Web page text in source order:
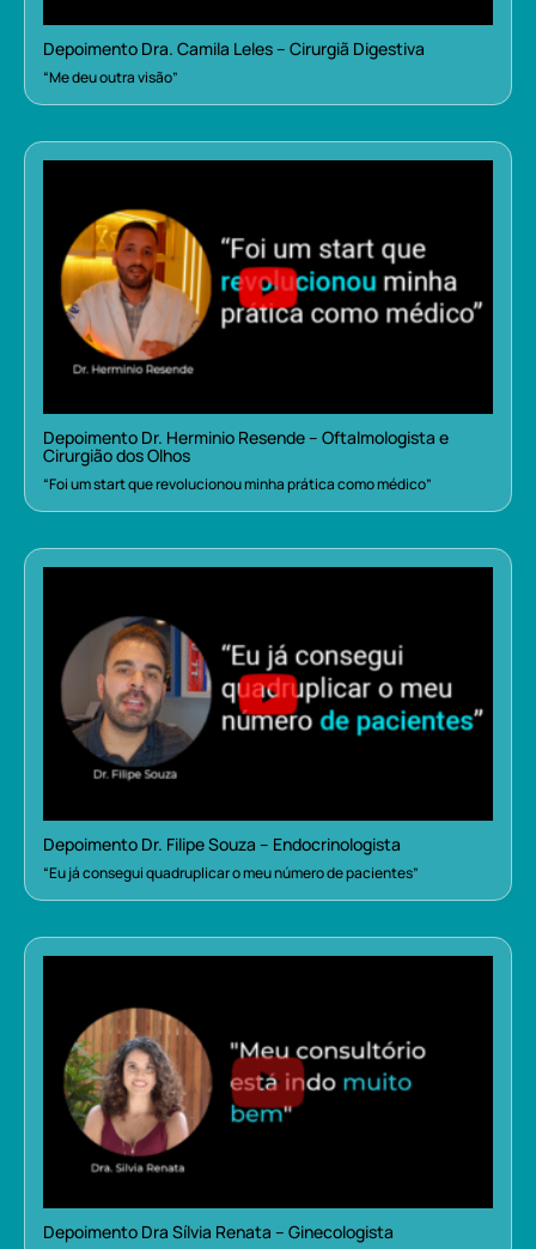
Depoimento Dra. Camila Leles – Cirurgiã Digestiva
“Me deu outra visão”
Depoimento Dr. Herminio Resende – Oftalmologista e
Cirurgião dos Olhos
“Foi um start que revolucionou minha prática como médico”
Depoimento Dr. Filipe Souza – Endocrinologista
“Eu já consegui quadruplicar o meu número de pacientes”
Depoimento Dra Sílvia Renata – Ginecologista